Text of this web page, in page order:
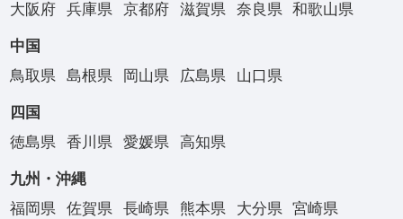
大阪府
兵庫県 京都府 滋賀県 奈良県 和歌山県
中国
鳥取県
島根県 岡山県 広島県 山口県
四国
徳島県
香川県 愛媛県 高知県
九州・沖縄
福岡県
佐賀県 長崎県 熊本県 大分県
宮崎県